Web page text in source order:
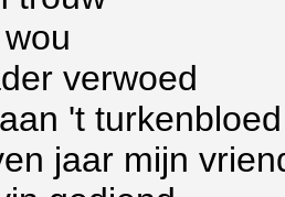
verwoed
't turkenbloed
jaar mijn